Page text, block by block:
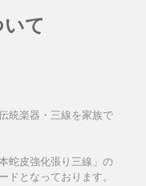
て
統楽器・三線を家族で
蛇皮強化張り三線」の
ドとなっております。